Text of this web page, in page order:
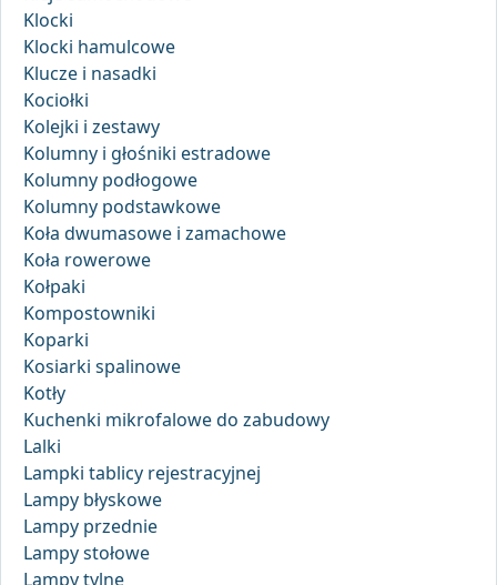
Klocki
Klocki hamulcowe
Klucze i nasadki
Kociołki
Kolejki i zestawy
Kolumny i głośniki estradowe
Kolumny podłogowe
Kolumny podstawkowe
Koła dwumasowe i zamachowe
Koła rowerowe
Kołpaki
Kompostowniki
Koparki
Kosiarki spalinowe
Kotły
Kuchenki mikrofalowe do zabudowy
Lalki
Lampki tablicy rejestracyjnej
Lampy błyskowe
Lampy przednie
Lampy stołowe
Lampy tylne